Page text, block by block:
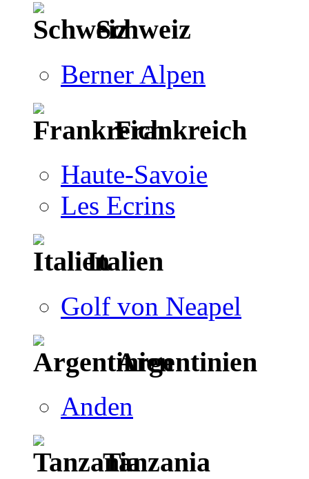
Schweiz
Berner Alpen
Frankreich
Haute-Savoie
Les Ecrins
Italien
Golf von Neapel
Argentinien
Anden
Tanzania